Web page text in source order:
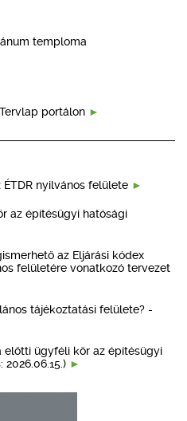
temploma
portálon
nyilvános felülete
az építésügyi hatósági
az Eljárási kódex
felületére vonatkozó tervezet
tájékoztatási felülete? -
előtti ügyféli kör az építésügyi